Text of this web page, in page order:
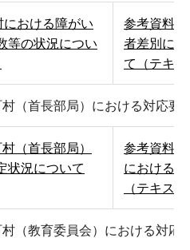
おける障がい
等の状況につい
参考資料1-
者差別に
て（テキ
（首長部局）における対応要
（首長部局）
状況について
参考資料1-
における
（テキス
（教育委員会）における対応